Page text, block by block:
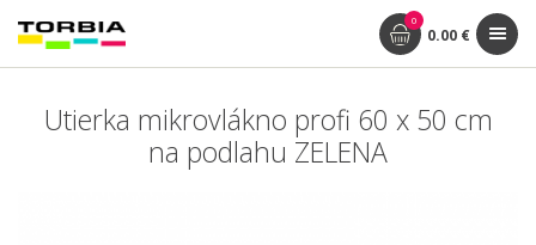
0
0.00 €
Utierka mikrovlákno profi 60 x 50 cm
na podlahu ZELENA